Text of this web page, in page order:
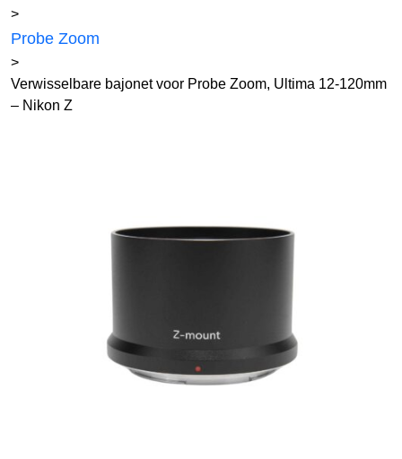
>
Probe Zoom
>
Verwisselbare bajonet voor Probe Zoom, Ultima 12-120mm
– Nikon Z